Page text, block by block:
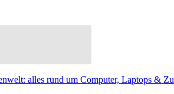
alles rund um Computer, Laptops &